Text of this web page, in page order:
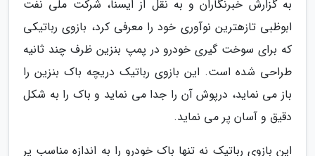
به گزارش خبرنگاران و به نقل از ایسنا، شرکت ملی نفت
ابوظبی تازهترین نوآوری خود را معرفی کرد، بازوی رباتیکی
که برای سوخت گیری خودرو در پمپ بنزین ظرف چند ثانیه
طراحی شده است. این بازوی رباتیک دریچه باک بنزین را
باز می نماید، درپوش آن را جدا می نماید و باک را به شکل
دقیق و آسان پر می نماید.
این بازوی رباتیک نه تنها باک خودرو را به اندازه مناسب پر